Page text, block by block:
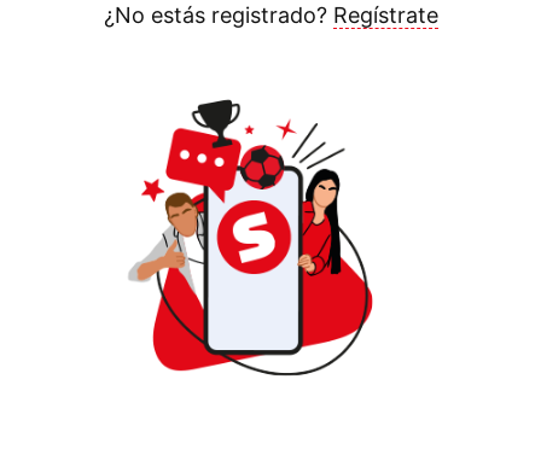
¿No estás registrado? Regístrate